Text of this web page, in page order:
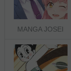
MANGA JOSEI